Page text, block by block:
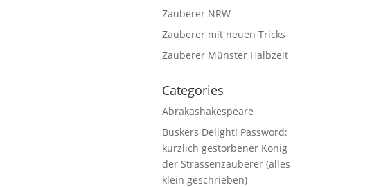
Zauberer NRW
Zauberer mit neuen Tricks
Zauberer Münster Halbzeit
Categories
Abrakashakespeare
Buskers Delight! Password:
kürzlich gestorbener König
der Strassenzauberer (alles
klein geschrieben)